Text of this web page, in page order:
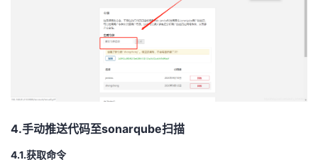
4.手动推送代码至sonarqube扫描
4.1.获取命令